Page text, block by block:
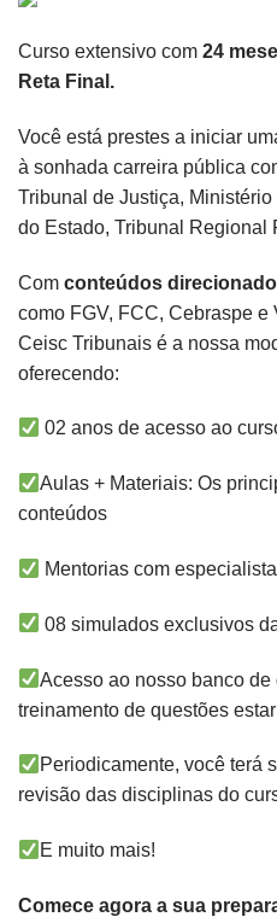
Curso extensivo com 24
Reta Final.
Você está prestes a iniciar
à sonhada carreira pública
Tribunal de Justiça,
do Estado, Tribunal Regional
Com conteúdos
como FGV, FCC, Cebraspe e
Ceisc Tribunais é a nossa
oferecendo:
02 anos de acesso ao
Aulas + Materiais: Os
conteúdos
Mentorias com
08 simulados exclusivos
Acesso ao nosso banco de
treinamento de questões
Periodicamente, você terá
revisão das disciplinas do
E muito mais!
Comece agora a sua